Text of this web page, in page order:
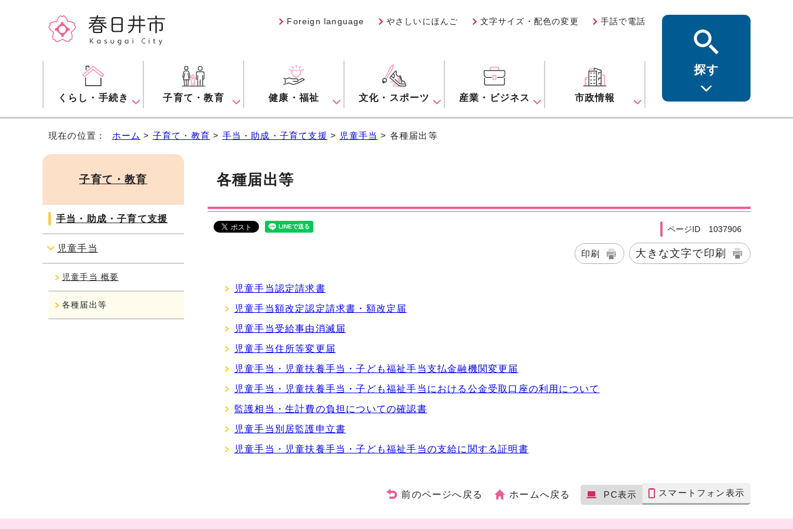
Foreign language やさしいにほんご 文字サイズ・配色の変更 手話で電話
くらし・手続き 子育て・教育 健康・福祉 文化・スポーツ 産業・ビジネス 市政情報
探す
現在の位置： ホーム > 子育て・教育 > 手当・助成・子育て支援 > 児童手当 > 各種届出等
各種届出等
ページID 1037906
印刷 大きな文字で印刷
児童手当認定請求書
児童手当額改定認定請求書・額改定届
児童手当受給事由消滅届
児童手当住所等変更届
児童手当・児童扶養手当・子ども福祉手当支払金融機関変更届
児童手当・児童扶養手当・子ども福祉手当における公金受取口座の利用について
監護相当・生計費の負担についての確認書
児童手当別居監護申立書
児童手当・児童扶養手当・子ども福祉手当の支給に関する証明書
子育て・教育
手当・助成・子育て支援
児童手当
児童手当 概要
各種届出等
前のページへ戻る ホームへ戻る PC表示 スマートフォン表示